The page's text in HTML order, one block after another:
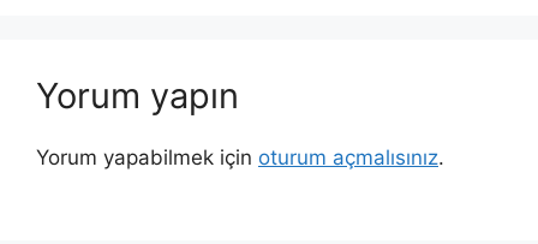
Yorum yapın
Yorum yapabilmek için oturum açmalısınız.